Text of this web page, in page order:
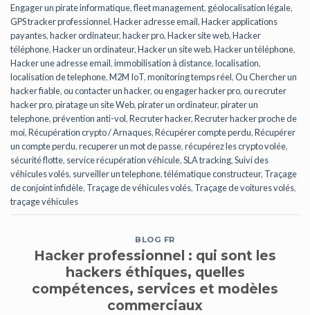
Engager un pirate informatique,fleet management, géolocalisation légale,
GPS tracker professionnel,Hacker adresse email,Hacker applications
payantes,hacker ordinateur,hacker pro,Hacker site web,Hacker
téléphone,Hacker un ordinateur,Hacker un site web,Hacker un téléphone,
Hacker une adresse email,immobilisation à distance,localisation,
localisation de telephone,M2M IoT,monitoring temps réel,Ou Chercher un
hacker fiable,ou contacter un hacker,ou engager hacker pro,ou recruter
hacker pro,piratage un site Web,pirater un ordinateur,pirater un
telephone,prévention anti-vol,Recruter hacker,Recruter hacker proche de
moi,Récupération crypto / Arnaques,Récupérer compte perdu,Récupérer
un compte perdu,recuperer un mot de passe,récupérez les crypto volée,
sécurité flotte, service récupération véhicule,SLA tracking,Suivi des
véhicules volés, surveiller un telephone,télématique constructeur, Traçage
de conjoint infidèle, Traçage de véhicules volés, Traçage de voitures volés,
traçage véhicules
BLOG FR
Hacker professionnel : qui sont les
hackers éthiques, quelles
compétences, services et modèles
commerciaux